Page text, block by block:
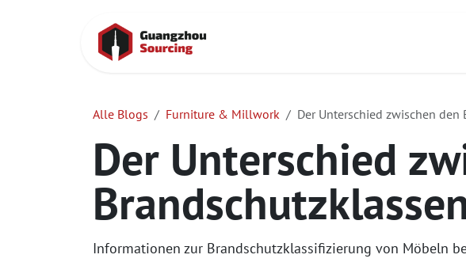
Alle Blogs Furniture & Millwork Der Unterschied zwischen den
Der Unterschied
Informationen zur Brandschutzklassifizierung von Möbeln